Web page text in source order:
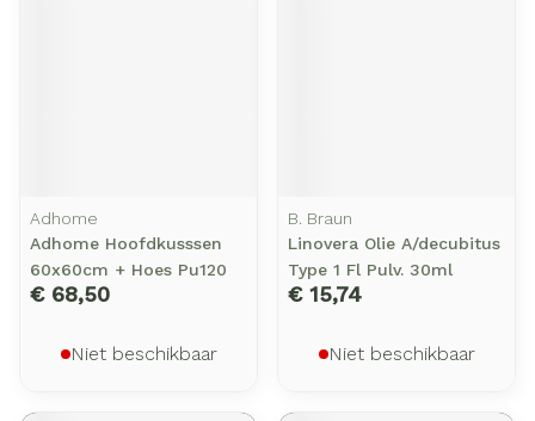
Adhome
Adhome Hoofdkusssen
60x60cm + Hoes Pu120
€ 68,50
Niet beschikbaar
B. Braun
Linovera Olie A/decubitus
Type 1 Fl Pulv. 30ml
€ 15,74
Niet beschikbaar